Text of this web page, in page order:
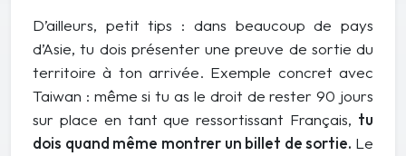
D’ailleurs, petit tips : dans beaucoup de pays
d’Asie, tu dois présenter une preuve de sortie du
territoire à ton arrivée. Exemple concret avec
Taiwan : même si tu as le droit de rester 90 jours
sur place en tant que ressortissant Français, tu
dois quand même montrer un billet de sortie. Le